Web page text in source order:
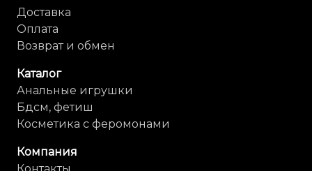
Доставка
Оплата
Возврат и обмен
Каталог
Анальные игрушки
Бдсм, фетиш
Косметика с феромонами
Компания